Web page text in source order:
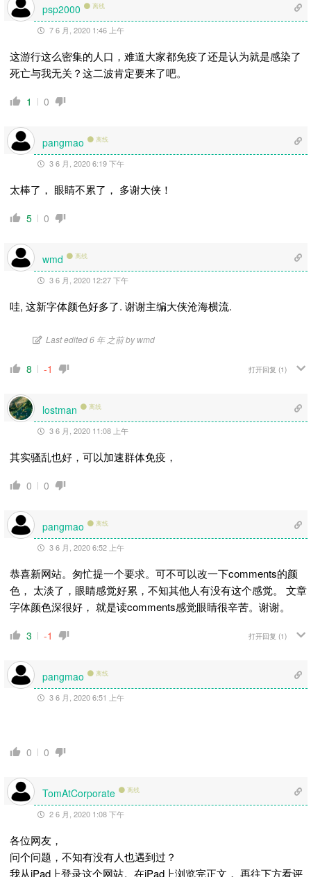
psp2000 离线
7 6 月, 2020 1:46 上午
这游行这么密集的人口，难道大家都免疫了还是认为就是感染了
死亡与我无关？这二波肯定要来了吧。
1 0
pangmao 离线
3 6 月, 2020 6:19 下午
太棒了， 眼睛不累了， 多谢大侠！
5 0
wmd 离线
3 6 月, 2020 12:27 下午
哇, 这新字体颜色好多了. 谢谢主编大侠沧海横流.
Last edited 6 年 之前 by wmd
8 -1 打开回复 (1)
lostman 离线
3 6 月, 2020 11:08 上午
其实骚乱也好，可以加速群体免疫，
0 0
pangmao 离线
3 6 月, 2020 6:52 上午
恭喜新网站。匆忙提一个要求。可不可以改一下comments的颜
色， 太淡了，眼睛感觉好累，不知其他人有没有这个感觉。 文章
字体颜色深很好， 就是读comments感觉眼睛很辛苦。谢谢。
3 -1 打开回复 (1)
pangmao 离线
3 6 月, 2020 6:51 上午
0 0
TomAtCorporate 离线
2 6 月, 2020 1:08 下午
各位网友，
问个问题，不知有没有人也遇到过？
我从iPad上登录这个网站。在iPad上浏览完正文， 再往下方看评